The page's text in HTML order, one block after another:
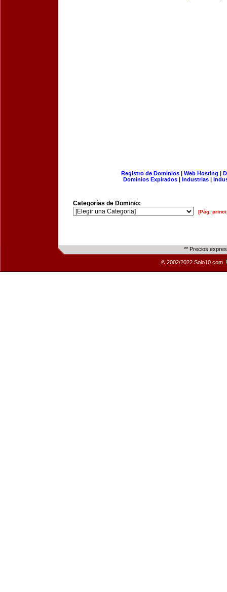
Registro de Dominios| Web Hosting |
Dominios Expirados | Industrias |
Categorías de Dominio:
[Pág.
** Precios
© 2002/2022 Solo10.com